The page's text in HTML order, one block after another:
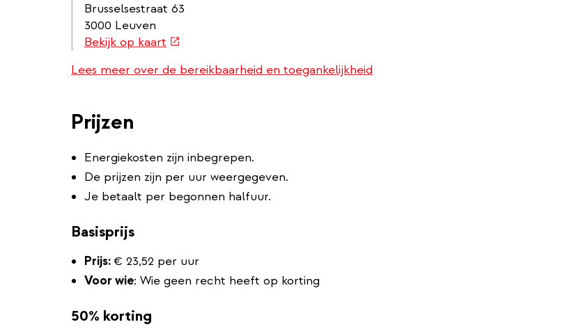
Brusselsestraat 63
3000 Leuven
Bekijk op kaart (externe
Lees meer over de bereikbaarheid en toegankelijkheid
Prijzen
Energiekosten zijn inbegrepen.
De prijzen zijn per uur weergegeven.
Je betaalt per begonnen halfuur.
Basisprijs
Prijs:€ 23,52 per uur
Voor wie: Wie geen recht heeft op korting
50% korting